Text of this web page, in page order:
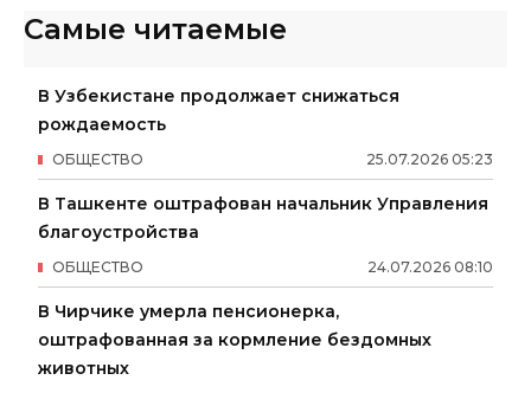
Самые читаемые
В Узбекистане продолжает снижаться
рождаемость
25.07.2026 05:23
ОБЩЕСТВО
В Ташкенте оштрафован начальник Управления
благоустройства
24.07.2026 08:10
ОБЩЕСТВО
В Чирчике умерла пенсионерка,
оштрафованная за кормление бездомных
животных